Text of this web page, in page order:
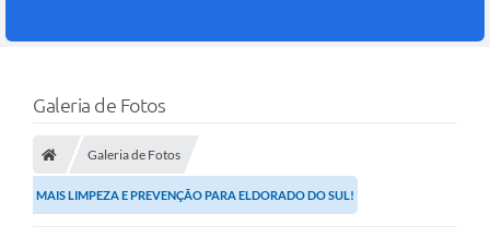
Galeria de Fotos
Galeria de Fotos
MAIS LIMPEZA E PREVENÇÃO PARA ELDORADO DO SUL!